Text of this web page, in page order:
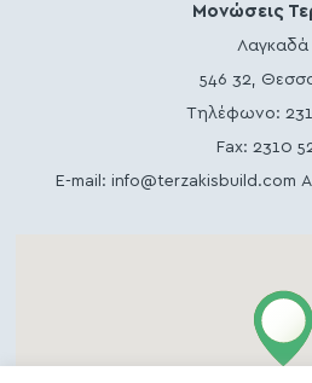
Μονώσεις
Λαγκαδά
546 32,
Τηλέφωνο:
Fax: 2310
E-mail:info@terzakisbuild.com